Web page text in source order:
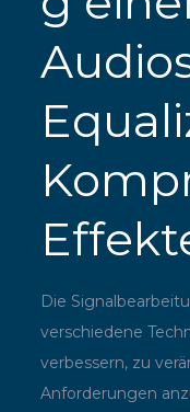
Die
verschiedene
verbessern, zu
Anforderungen